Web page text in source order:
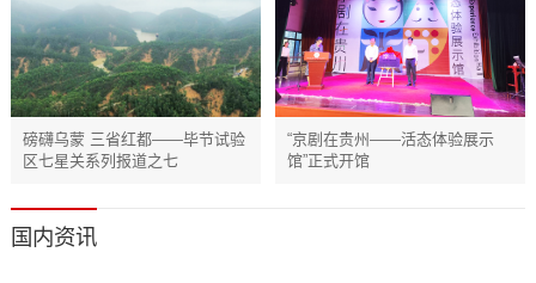
磅礴乌蒙 三省红都——毕节试验
区七星关系列报道之七
“京剧在贵州——活态体验展示
馆”正式开馆
国内资讯